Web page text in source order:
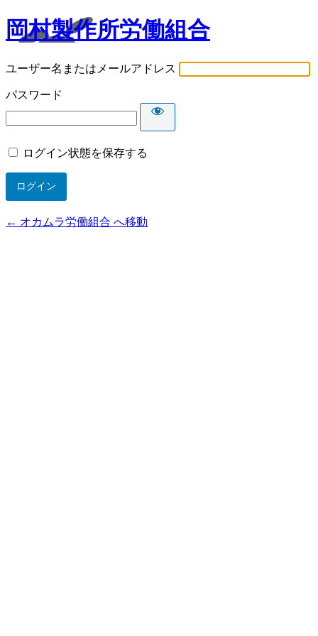
岡村製作所労働組合
ユーザー名またはメールアドレス
パスワード
ログイン状態を保存する
← オカムラ労働組合 へ移動